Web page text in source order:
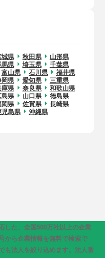
県 秋田県
山形県
県 埼玉県
千葉県
富山県 石川県
福井県
県 愛知県
三重県
県 奈良県
和歌山県
島県 山口県
徳島県
県 佐賀県
長崎県
児島県 沖縄県
た、全国500万社以上の企業
から企業情報を無料で検索で
も法人を絞り込めます。法人番